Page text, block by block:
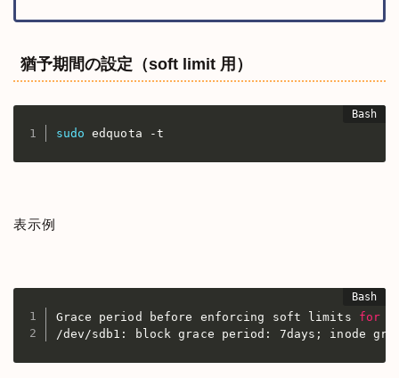
猶予期間の設定（soft limit 用）
sudo edquota -t
表示例
Grace period before enforcing soft limits for
/dev/sdb1: block grace period: 7days ; inode